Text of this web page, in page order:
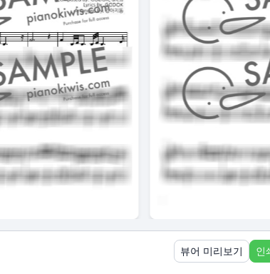
뷰어 미리보기 인